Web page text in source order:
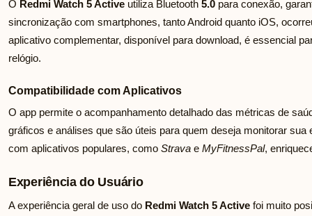
O Redmi Watch 5 Active utiliza Bluetooth 5.0 para conexão,
sincronização com smartphones, tanto Android quanto iOS,
aplicativo complementar, disponível para download, é essencial
relógio.
Compatibilidade com Aplicativos
O app permite o acompanhamento detalhado das métricas de
gráficos e análises que são úteis para quem deseja monitorar
com aplicativos populares, como Strava e MyFitnessPal,
Experiência do Usuário
A experiência geral de uso do Redmi Watch 5 Active foi muito